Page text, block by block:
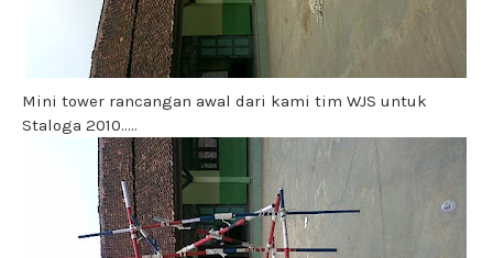
Mini tower rancangan awal dari kami tim WJS untuk
Staloga 2010.....